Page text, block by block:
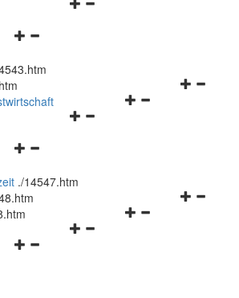
Navigationsmenü
und
schließen
Navigationsmenü
Navigationsmenü
Navigationsmenü
und
schließen
./14547.htm
Navigationsmenü
Navigationsmenü
Navigationsmenü